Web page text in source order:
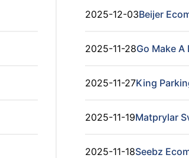
2025-12-03Beijer
2025-11-28Go Make A
2025-11-27King
2025-11-19Matprylar
2025-11-18Seebz